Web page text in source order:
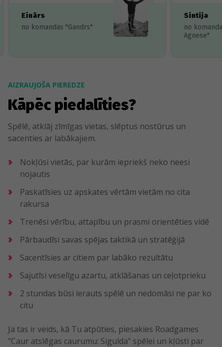
Einārs
no komandas "Gandrs"
Sintija
no
Agnese"
AIZRAUJOŠA PIEREDZE
Kāpēc piedalīties?
Spēlē, atklāj zīmīgas vietas, slēptus nostūrus un
sacenties ar labākajiem.
Nokļūsi vietās, par kurām iepriekš neko neesi
nojautis
Paskatīsies uz apskates vērtām vietām no cita
rakursa
Trenēsi vērību, attapību un prasmi orientēties vidē
Pārbaudīsi savas spējas taktikā un stratēģijā
Sacentīsies ar citiem par labāko rezultātu
Sajutīsi veselīgu azartu, atklāšanas un ceļotprieku
2 stundas būsi ierauts spēlē un nedomāsi ne par ko
citu
Ja tas ir veids, kā Tu atpūties, piesakies Roadgames
"Caur atslēgas caurumu: Sigulda" spēlei un kļūsti par